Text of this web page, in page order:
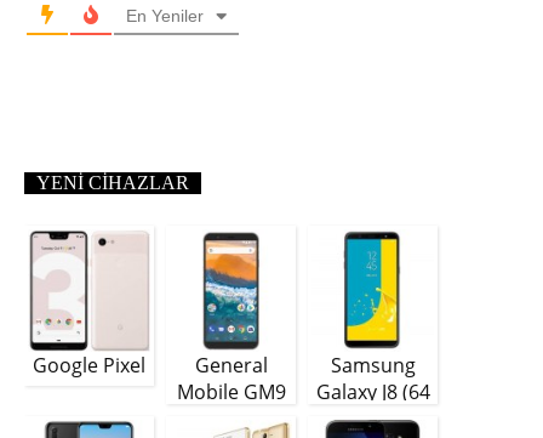
En Yeniler
YENI CIHAZLAR
Google Pixel
General
Mobile GM9
Samsung
Galaxy J8 (64
GB)